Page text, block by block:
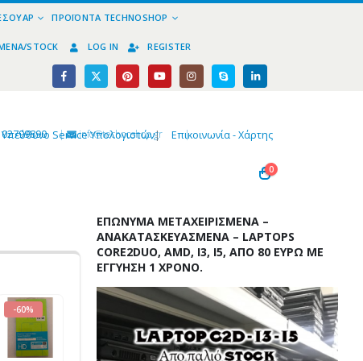
ΠΡΟΪΌΝΤΑ TECHNOSHOP
STOCK LOG IN REGISTER
| info@technoshop,gr |
Υπεύθυνο Service Υπολογιστών| Επικοινωνία - Χάρτης
0
-60%
ΕΠΏΝΥΜΑ ΜΕΤΑΧΕΙΡΙΣΜΈΝΑ –
ΑΝΑΚΑΤΑΣΚΕΥΑΣΜΈΝΑ – LAPTOPS
CORE2DUO, AMD, I3, I5, ΑΠΌ 80 ΕΥΡΏ ΜΕ
ΕΓΓΎΗΣΗ 1 ΧΡΌΝΟ.